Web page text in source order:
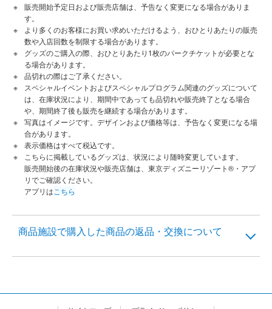
販売開始予定日および販売店舗は、予告なく変更になる場合がありま
す。
より多くのお客様にお買い求めいただけるよう、おひとりあたりの販売
数や入店回数を制限する場合があります。
グッズのご購入の際、おひとりあたり1枚のパークチケットが必要とな
る場合があります。
品切れの際はご了承ください。
スペシャルイベントおよびスペシャルプログラム関連のグッズについて
は、在庫状況により、期間中であっても品切れや販売終了となる場合
や、期間終了後も販売を継続する場合があります。
写真はイメージです。デザインおよび価格等は、予告なく変更になる場
合があります。
表示価格はすべて税込です。
こちらに掲載しているグッズは、状況により随時変更しています。
販売開始後の在庫状況や販売店舗は、東京ディズニーリゾート®・アプ
リでご確認ください。
アプリは こちら
商品施設で購入した商品の返品・交換について